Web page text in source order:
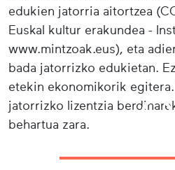
edukien jatorria aitortzea
Euskal kultur erakundea -
www.mintzoak.eus), eta
bada jatorrizko edukietan.
etekin ekonomikorik
jatorrizko lizentzia
behartua zara.